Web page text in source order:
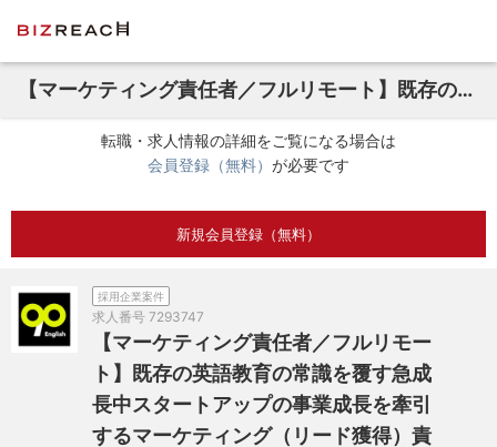
【マーケティング責任者／フルリモート】既存の英語教育の常識を覆す急成長中スタートアップの事業成長を牽引するマーケティング（リード獲得）責任者募集
転職・求人情報の詳細をご覧になる場合は
会員登録（無料） が必要です
新規会員登録（無料）
採用企業案件
求人番号 7293747
【マーケティング責任者／フルリモー
ト】既存の英語教育の常識を覆す急成
長中スタートアップの事業成長を牽引
するマーケティング（リード獲得）責